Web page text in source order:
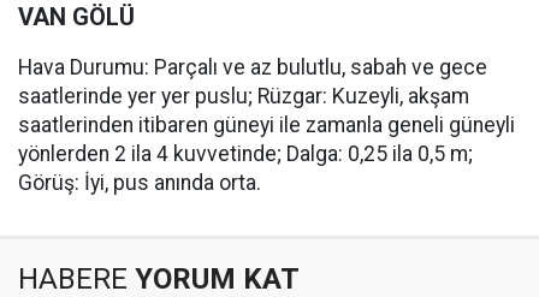
VAN GÖLÜ
Hava Durumu: Parçalı ve az bulutlu, sabah ve gece
saatlerinde yer yer puslu; Rüzgar: Kuzeyli, akşam
saatlerinden itibaren güneyi ile zamanla geneli güneyli
yönlerden 2 ila 4 kuvvetinde; Dalga: 0,25 ila 0,5 m;
Görüş: İyi, pus anında orta.
HABERE YORUM KAT